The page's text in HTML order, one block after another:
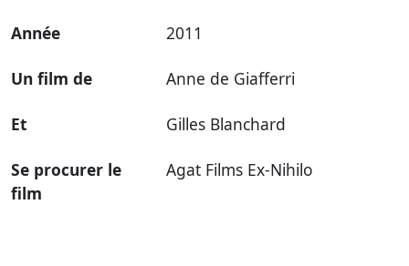
Année 2011
Un film de Anne de Giafferri
Et Gilles Blanchard
Se procurer le
film
Agat Films Ex-Nihilo